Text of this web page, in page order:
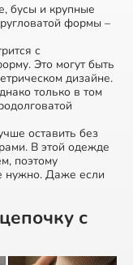
бусы и крупные
формы –
с
Это могут быть
дизайне.
только в том
оставить без
В этой одежде
поэтому
нужно. Даже если
с